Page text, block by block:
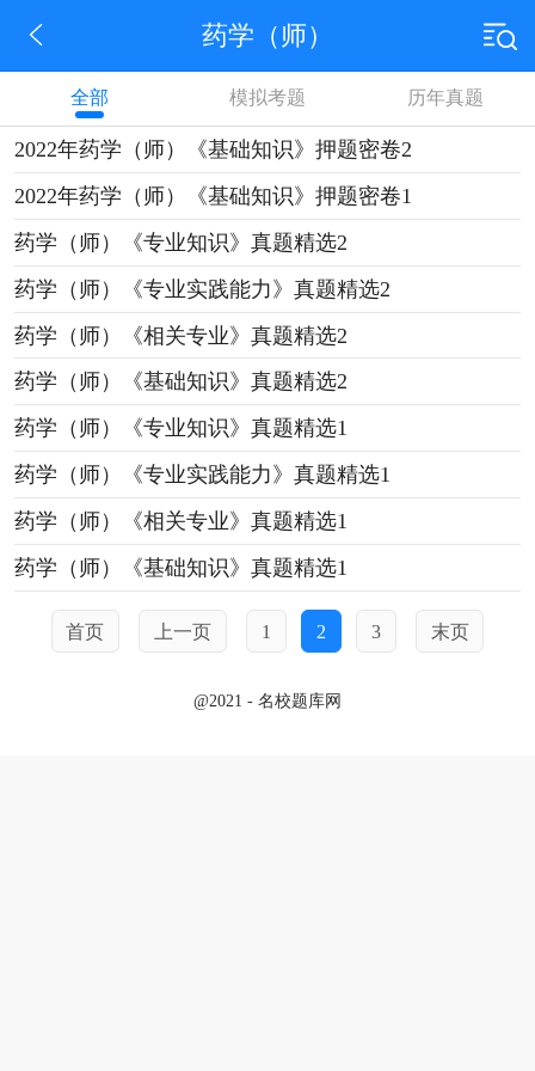
药学（师）
全部 模拟考题 历年真题
2022年药学（师）《基础知识》押题密卷2
2022年药学（师）《基础知识》押题密卷1
药学（师）《专业知识》真题精选2
药学（师）《专业实践能力》真题精选2
药学（师）《相关专业》真题精选2
药学（师）《基础知识》真题精选2
药学（师）《专业知识》真题精选1
药学（师）《专业实践能力》真题精选1
药学（师）《相关专业》真题精选1
药学（师）《基础知识》真题精选1
首页 上一页 1 2 3 末页
@2021 - 名校题库网